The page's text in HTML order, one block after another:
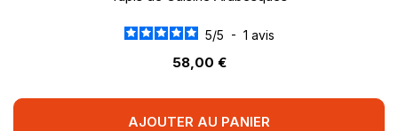
5/5 - 1 avis
58,00 €
AJOUTER AU PANIER